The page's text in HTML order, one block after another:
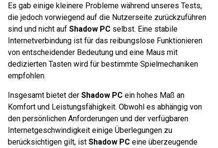
Es gab einige kleinere Probleme während unseres Tests,
die jedoch vorwiegend auf die Nutzerseite zurückzuführen
sind und nicht auf Shadow PC selbst. Eine stabile
Internetverbindung ist für das reibungslose Funktionieren
von entscheidender Bedeutung und eine Maus mit
dedizierten Tasten wird für bestimmte Spielmechaniken
empfohlen.
Insgesamt bietet der Shadow PC ein hohes Maß an
Komfort und Leistungsfähigkeit. Obwohl es abhängig von
den persönlichen Anforderungen und der verfügbaren
Internetgeschwindigkeit einige Überlegungen zu
berücksichtigen gilt, ist Shadow PC eine überzeugende